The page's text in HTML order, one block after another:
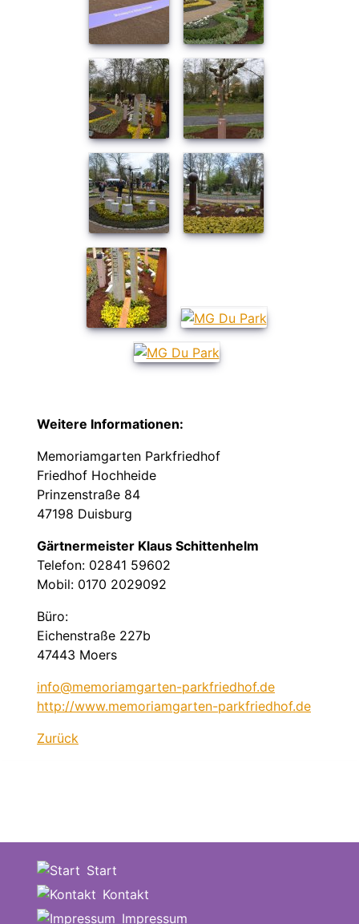
Weitere Informationen:
Memoriamgarten Parkfriedhof
Friedhof Hochheide
Prinzenstraße 84
47198 Duisburg
Gärtnermeister Klaus Schittenhelm
Telefon: 02841 59602
Mobil: 0170 2029092
Büro:
Eichenstraße 227b
47443 Moers
info@memoriamgarten-parkfriedhof.de
http://www.memoriamgarten-parkfriedhof.de
Zurück
Start
Kontakt
Impressum